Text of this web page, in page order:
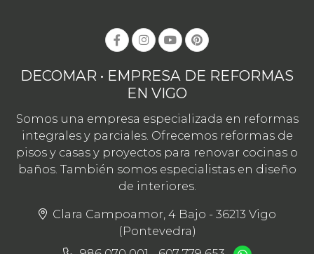
DECOMAR • EMPRESA DE REFORMAS
EN VIGO
Somos una empresa especializada en reformas
integrales y parciales. Ofrecemos reformas de
pisos y casas y proyectos para renovar cocinas o
baños. También somos especialistas en diseño
de interiores.
Clara Campoamor, 4 Bajo - 36213 Vigo
(Pontevedra)